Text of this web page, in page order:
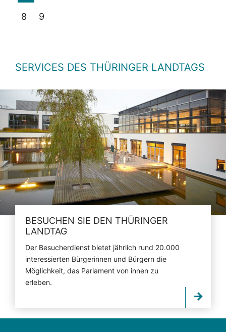
8 9
SERVICES DES THÜRINGER LANDTAGS
BESUCHEN SIE DEN THÜRINGER
LANDTAG
Der Besucherdienst bietet jährlich rund 20.000
interessierten Bürgerinnen und Bürgern die
Möglichkeit, das Parlament von innen zu
erleben.